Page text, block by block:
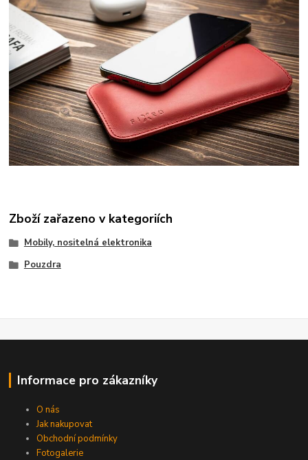
Zboží zařazeno v kategoriích
Mobily, nositelná elektronika
Pouzdra
Informace pro zákazníky
O nás
Jak nakupovat
Obchodní podmínky
Fotogalerie